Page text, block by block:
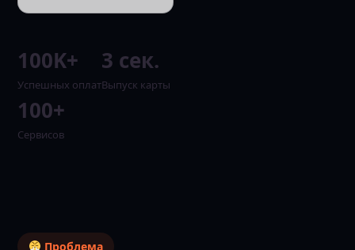
100K+
Успешных оплат
3 сек.
Выпуск карты
100+
Сервисов
Проблема